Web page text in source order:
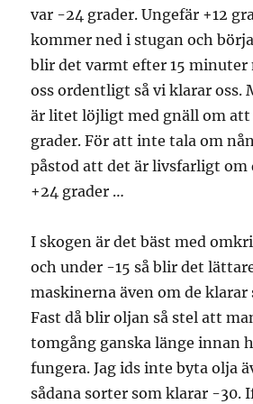
var -24 grader. Ungefär +12
kommer ned i stugan och
blir det varmt efter 15 minuter
oss ordentligt så vi klarar oss.
är litet löjligt med gnäll om att
grader. För att inte tala om
påstod att det är livsfarligt om
+24 grader …
I skogen är det bäst med
och under -15 så blir det
maskinerna även om de
Fast då blir oljan så stel att
tomgång ganska länge innan
fungera. Jag ids inte byta olja
sådana sorter som klarar -30.